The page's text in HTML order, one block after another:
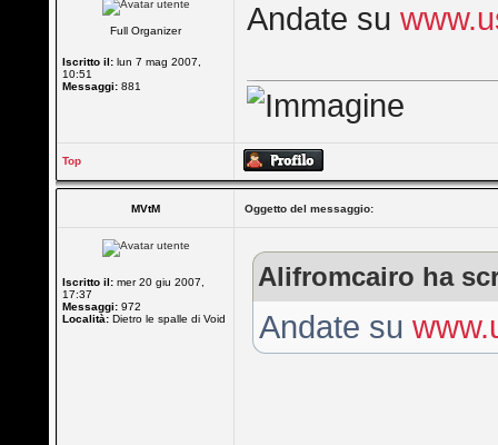
Full Organizer
Iscritto il: lun 7 mag 2007,
10:51
Messaggi: 881
Andate su
Top
MVtM Oggetto del messaggio:
Iscritto il: mer 20 giu 2007,
17:37
Messaggi: 972
Località: Dietro le spalle di Void
Alifromcairo ha
Andate su